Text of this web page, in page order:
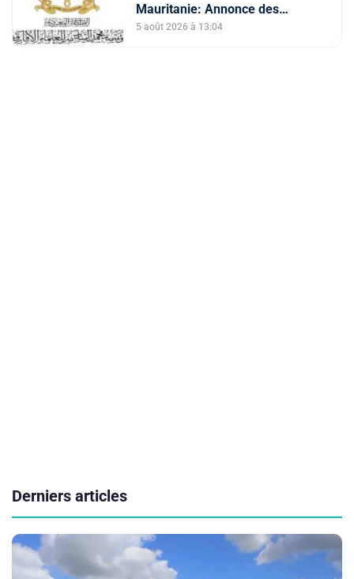
Mauritanie: Annonce des
qualifiés au concours des
5 août 2026 à 13:04
Derniers articles